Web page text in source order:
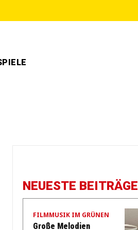
NEUESTE BEITRÄGE
FILMMUSIK IM GRÜNEN
Große Melodien